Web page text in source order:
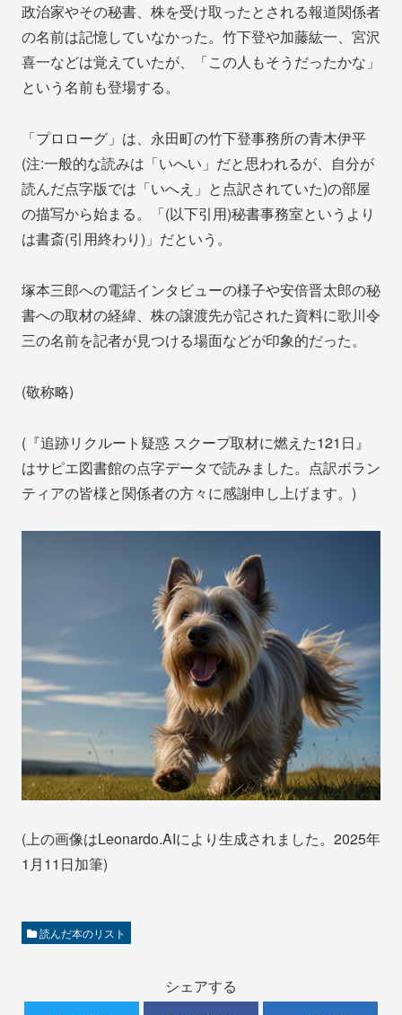
政治家やその秘書、株を受け取ったとされる報道関係者
の名前は記憶していなかった。竹下登や加藤紘一、宮沢
喜一などは覚えていたが、「この人もそうだったかな」
という名前も登場する。
「プロローグ」は、永田町の竹下登事務所の青木伊平
(注:一般的な読みは「いへい」だと思われるが、自分が
読んだ点字版では「いへえ」と点訳されていた)の部屋
の描写から始まる。「(以下引用)秘書事務室というより
は書斎(引用終わり)」だという。
塚本三郎への電話インタビューの様子や安倍晋太郎の秘
書への取材の経緯、株の譲渡先が記された資料に歌川令
三の名前を記者が見つける場面などが印象的だった。
(敬称略)
(『追跡リクルート疑惑 スクープ取材に燃えた121日』
はサピエ図書館の点字データで読みました。点訳ボラン
ティアの皆様と関係者の方々に感謝申し上げます。)
(上の画像はLeonardo.AIにより生成されました。2025年
1月11日加筆)
読んだ本のリスト
シェアする